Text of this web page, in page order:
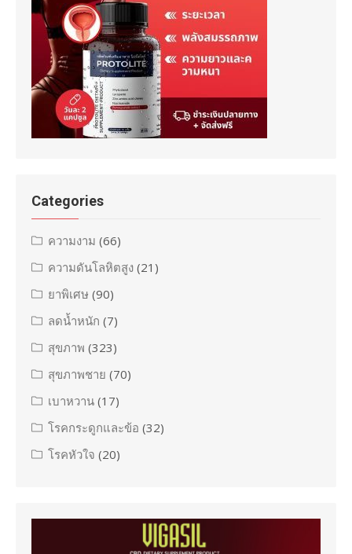
Categories
ความงาม (66)
ความดันโลหิตสูง (21)
ยาพิเศษ (90)
ลดน้ำหนัก (7)
สุขภาพ (323)
สุขภาพชาย (70)
เบาหวาน (17)
โรคกระดูกและข้อ (32)
โรคหัวใจ (20)